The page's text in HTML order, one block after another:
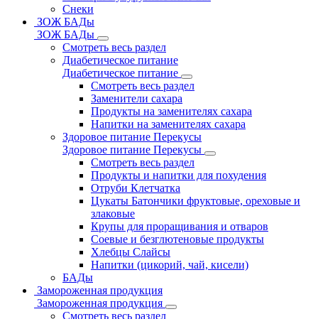
Снеки
ЗОЖ БАДы
ЗОЖ БАДы
Смотреть весь раздел
Диабетическое питание
Диабетическое питание
Смотреть весь раздел
Заменители сахара
Продукты на заменителях сахара
Напитки на заменителях сахара
Здоровое питание Перекусы
Здоровое питание Перекусы
Смотреть весь раздел
Продукты и напитки для похудения
Отруби Клетчатка
Цукаты Батончики фруктовые, ореховые и
злаковые
Крупы для проращивания и отваров
Соевые и безглютеновые продукты
Хлебцы Слайсы
Напитки (цикорий, чай, кисели)
БАДы
Замороженная продукция
Замороженная продукция
Смотреть весь раздел